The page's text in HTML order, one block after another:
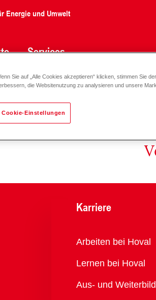
Energie und Umwelt
Services
aqua F WT kupferfrei (6-10)-(6-50)
Karriere
Übersicht
Arbeiten bei Hoval
Lernen bei Hoval
Aus- und
Sie auf „Alle Cookies akzeptieren“ klicken, stimmen Sie
die Websitenutzung zu analysieren und unsere
Cookie-Einstellungen